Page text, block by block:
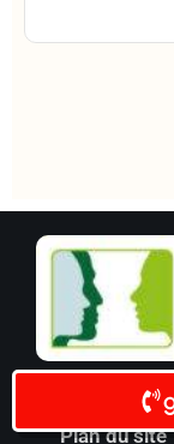
Plan du site